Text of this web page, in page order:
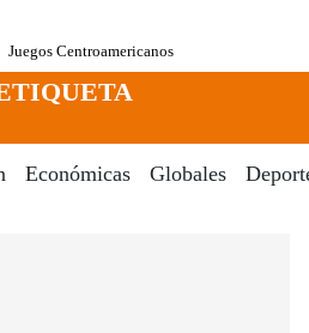
Juegos Centroamericanos
Económicas Globales